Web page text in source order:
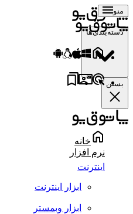
منو
دسته‌بندی‌ها
بستن
خانه
نرم افزار
اینترنت
ابزار اینترنت
ابزار وبمستر